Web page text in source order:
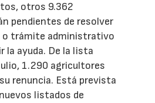
otros 9.362
pendientes de resolver
o trámite administrativo
la ayuda. De la lista
1.290 agricultores
renuncia. Está prevista
listados de